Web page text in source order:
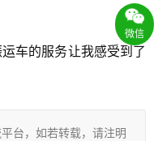
车的服务让我感受到了
台，如若转载，请注明
微信